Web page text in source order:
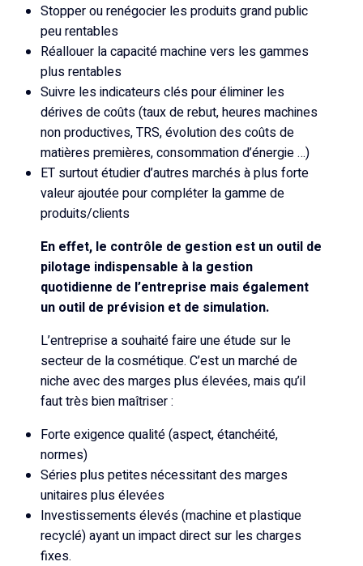
Stopper ou renégocier les produits grand public
peu rentables
Réallouer la capacité machine vers les gammes
plus rentables
Suivre les indicateurs clés pour éliminer les
dérives de coûts (taux de rebut, heures machines
non productives, TRS, évolution des coûts de
matières premières, consommation d’énergie …)
ET surtout étudier d’autres marchés à plus forte
valeur ajoutée pour compléter la gamme de
produits/clients
En effet, le contrôle de gestion est un outil de
pilotage indispensable à la gestion
quotidienne de l’entreprise mais également
un outil de prévision et de simulation.
L’entreprise a souhaité faire une étude sur le
secteur de la cosmétique. C’est un marché de
niche avec des marges plus élevées, mais qu’il
faut très bien maîtriser :
Forte exigence qualité (aspect, étanchéité,
normes)
Séries plus petites nécessitant des marges
unitaires plus élevées
Investissements élevés (machine et plastique
recyclé) ayant un impact direct sur les charges
fixes.